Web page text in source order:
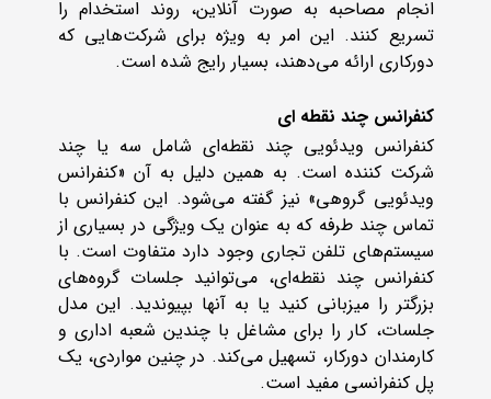
انجام مصاحبه‌ به صورت آنلاین، روند استخدام را
تسریع کنند. این امر به ویژه برای شرکت‌هایی که
دورکاری ارائه می‌دهند، بسیار رایج شده است.
کنفرانس چند نقطه ای
کنفرانس ویدئویی چند نقطه‌ای شامل سه یا چند
شرکت کننده است. به همین دلیل به آن «کنفرانس
ویدئویی گروهی» نیز گفته می‌شود. این کنفرانس با
تماس چند طرفه که به عنوان یک ویژگی در بسیاری از
سیستم‌های تلفن تجاری وجود دارد متفاوت است. با
کنفرانس چند نقطه‌ای، می‌توانید جلسات گروه‌های
بزرگتر را میزبانی کنید یا به آنها بپیوندید. این مدل
جلسات، کار را برای مشاغل با چندین شعبه اداری و
کارمندان دورکار، تسهیل می‌کند. در چنین مواردی، یک
پل کنفرانسی مفید است.